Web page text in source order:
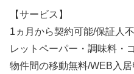
【サービス】
1ヵ月から契約可能/保証人
レットペーパー・調味料・
物件間の移動無料/WEB入